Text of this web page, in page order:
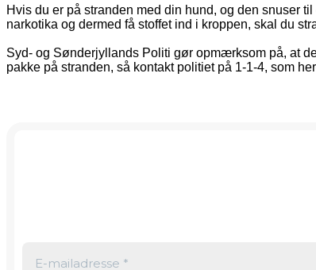
Hvis du er på stranden med din hund, og den snuser
narkotika og dermed få stoffet ind i kroppen, skal du
Syd- og Sønderjyllands Politi gør opmærksom på, at
pakke på stranden, så kontakt politiet på 1-1-4, som